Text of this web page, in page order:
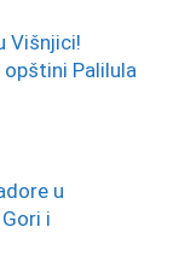
Višnjici!
Palilula
u
i